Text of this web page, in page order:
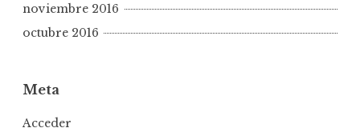
noviembre 2016
octubre 2016
Meta
Acceder